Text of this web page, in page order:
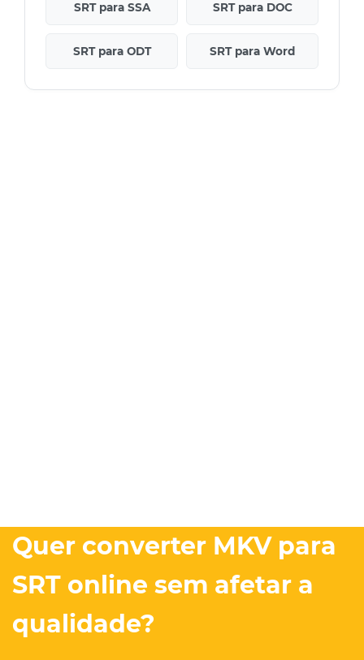
SRT para SSA SRT para DOC
SRT para ODT SRT para Word
Quer converter MKV para
SRT online sem afetar a
qualidade?